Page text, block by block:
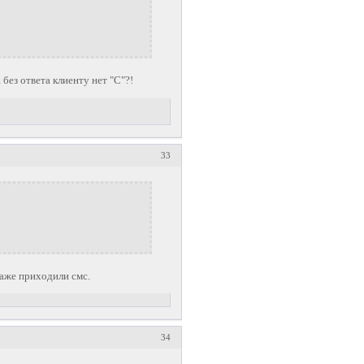
ответа клиенту нет "C"?!
33
приходили смс.
34